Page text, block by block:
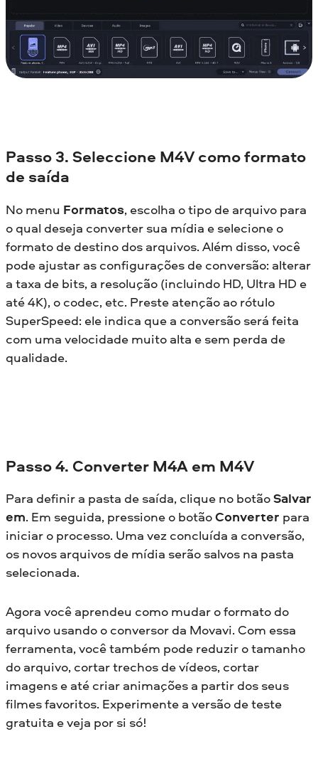
Passo 3. Seleccione M4V como formato
de saída
No menu Formatos, escolha o tipo de arquivo para
o qual deseja converter sua mídia e selecione o
formato de destino dos arquivos. Além disso, você
pode ajustar as configurações de conversão: alterar
a taxa de bits, a resolução (incluindo HD, Ultra HD e
até 4K), o codec, etc. Preste atenção ao rótulo
SuperSpeed: ele indica que a conversão será feita
com uma velocidade muito alta e sem perda de
qualidade.
Passo 4. Converter M4A em M4V
Para definir a pasta de saída, clique no botãoSalvar
em. Em seguida, pressione o botãoConverter para
iniciar o processo. Uma vez concluída a conversão,
os novos arquivos de mídia serão salvos na pasta
selecionada.
Agora você aprendeu como mudar o formato do
arquivo usando o conversor da Movavi. Com essa
ferramenta, você também pode reduzir o tamanho
do arquivo, cortar trechos de vídeos, cortar
imagens e até criar animações a partir dos seus
filmes favoritos. Experimente a versão de teste
gratuita e veja por si só!